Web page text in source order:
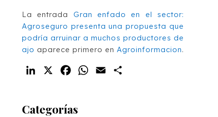
La entrada Gran enfado en el sector:
Agroseguro presenta una propuesta que
podría arruinar a muchos productores de
ajo aparece primero en Agroinformacion.
LinkedIn FacebookWhatsApp
Email
Categorías